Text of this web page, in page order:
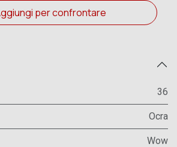
per confrontare
36
Ocra
Wow